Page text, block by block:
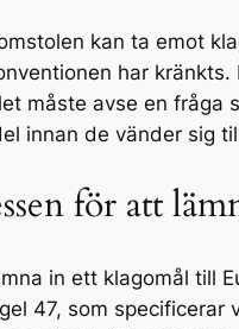
kan ta emot
har
måste avse en fråga
innan de vänder sig
för att
in ett klagomål till
47, som